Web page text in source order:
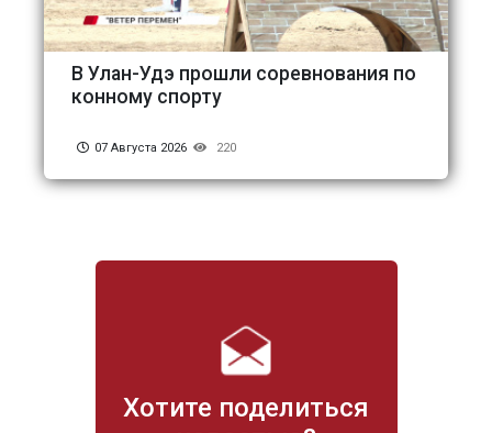
Хотите поделиться
В Улан-Удэ прошли соревнования по
конному спорту
07 Августа 2026 220